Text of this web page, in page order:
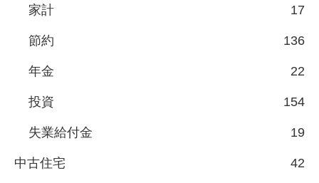
家計 17
節約 136
年金 22
投資 154
失業給付金 19
中古住宅 42